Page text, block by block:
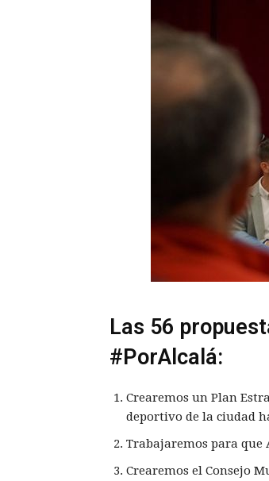
Las 56
#PorAlcalá:
Crearemos un Plan
deportivo de la ciudad
Trabajaremos para que
Crearemos el Consejo